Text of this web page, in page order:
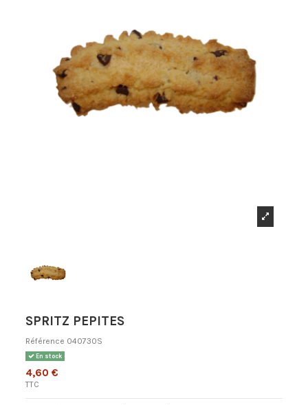
SPRITZ PEPITES
Référence 040730S
En stock
4,60 €
TTC